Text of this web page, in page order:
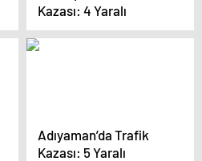
Kazası: 4 Yaralı
Adıyaman’da Trafik
Kazası: 5 Yaralı